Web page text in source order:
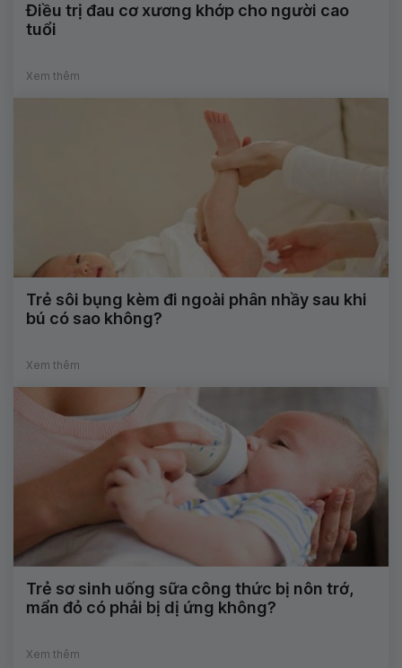
Điều trị đau cơ xương khớp cho người cao
tuổi
Xem thêm
Trẻ sôi bụng kèm đi ngoài phân nhầy sau khi
bú có sao không?
Xem thêm
Trẻ sơ sinh uống sữa công thức bị nôn trớ,
mẩn đỏ có phải bị dị ứng không?
Xem thêm